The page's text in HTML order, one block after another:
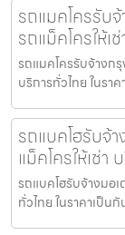
รถแมคโครรับ
รถแม็คโครให้
รถแมคโครรับจ้างก
บริการทั่วไทย ในรา
รถแบคโฮรับจ้
แม็คโครให้เช่
รถแบคโฮรับจ้างมอเ
ทั่วไทย ในราคาเป็